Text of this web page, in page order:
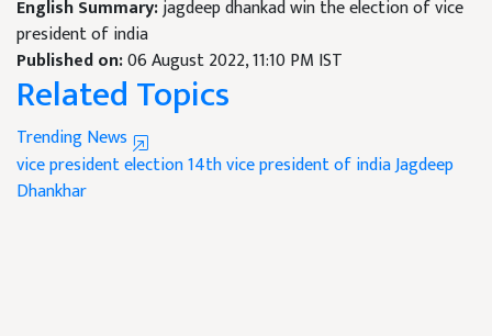
English Summary:jagdeep dhankad win the election of vice
president of india
Published on:06 August 2022, 11:10 PM IST
Related Topics
Trending News
vice president election14th vice president of indiaJagdeep
Dhankhar